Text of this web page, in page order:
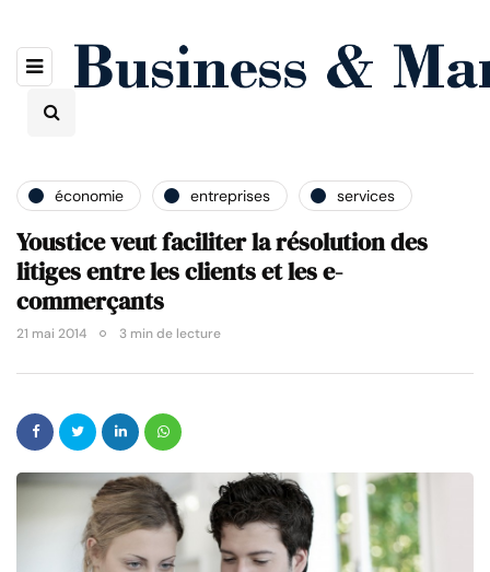
économie entreprises services
Youstice veut faciliter la résolution des
litiges entre les clients et les e-
commerçants
21 mai 2014 3 min de lecture